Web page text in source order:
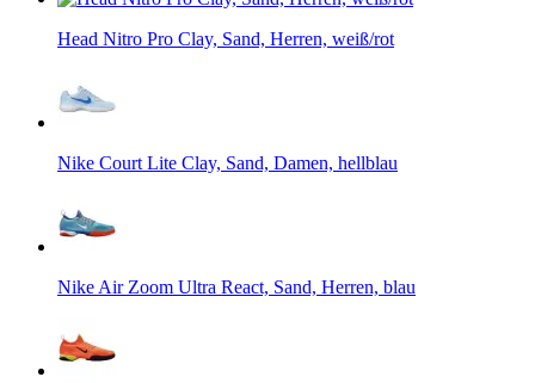
Head Nitro Pro Clay, Sand, Herren, weiß/rot
Nike Court Lite Clay, Sand, Damen, hellblau
Nike Air Zoom Ultra React, Sand, Herren, blau